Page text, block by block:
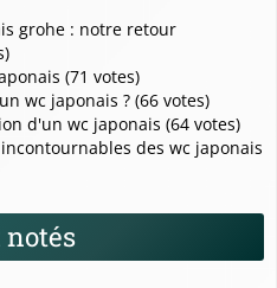
grohe : notre retour
(71 votes)
wc japonais ? (66 votes)
d'un wc japonais (64 votes)
des wc japonais